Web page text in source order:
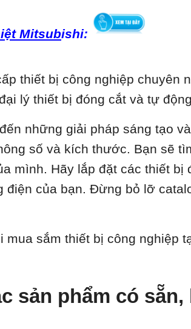
Mitsubishi:
thiết bị công nghiệp chuyên
lý thiết bị đóng cắt và tự
những giải pháp sáng tạo
số và kích thước. Bạn sẽ
mình. Hãy lắp đặt các thiết
điện của bạn. Đừng bỏ lỡ
sắm thiết bị công nghiệp
sản phẩm có